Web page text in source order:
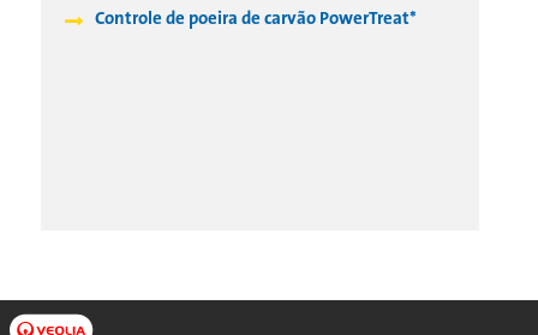
Controle de poeira de carvão PowerTreat*